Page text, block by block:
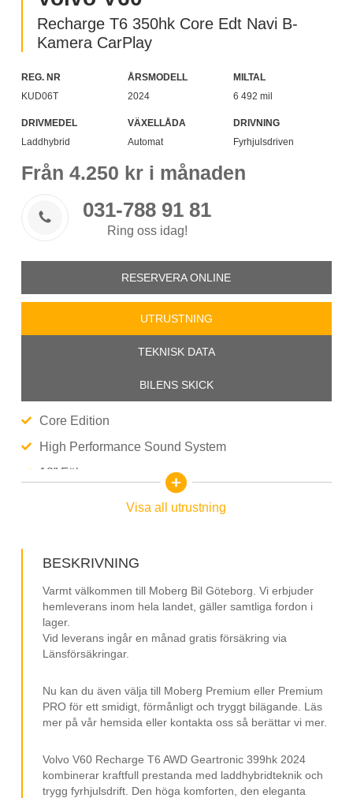
Recharge T6 350hk Core Edt Navi B-
Kamera CarPlay
REG. NR
KUD06T
ÅRSMODELL
2024
MILTAL
6 492 mil
DRIVMEDEL
Laddhybrid
VÄXELLÅDA
Automat
DRIVNING
Fyrhjulsdriven
Från 4.250 kr i månaden
 031-788 91 81
Ring oss idag!
RESERVERA ONLINE
UTRUSTNING
TEKNISK DATA
BILENS SKICK
Core Edition
High Performance Sound System
18” Fälgar
Adaptiv Farthållare
Keyless Go
Elmanövrerad Baklucka
Räckvidd Upp Till 92 Km (WLTP)
Utfällbar Dragkrok
Backkamera
LED Strålkastare
Visa all utrustning
BESKRIVNING
Varmt välkommen till Moberg Bil Göteborg. Vi erbjuder
hemleverans inom hela landet, gäller samtliga fordon i
lager.
Vid leverans ingår en månad gratis försäkring via
Länsförsäkringar.
Nu kan du även välja till Moberg Premium eller Premium
PRO för ett smidigt, förmånligt och tryggt bilägande. Läs
mer på vår hemsida eller kontakta oss så berättar vi mer.
Volvo V60 Recharge T6 AWD Geartronic 399hk 2024
kombinerar kraftfull prestanda med laddhybridteknik och
trygg fyrhjulsdrift. Den höga komforten, den eleganta